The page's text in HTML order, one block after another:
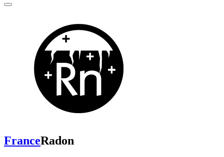
FranceRadon